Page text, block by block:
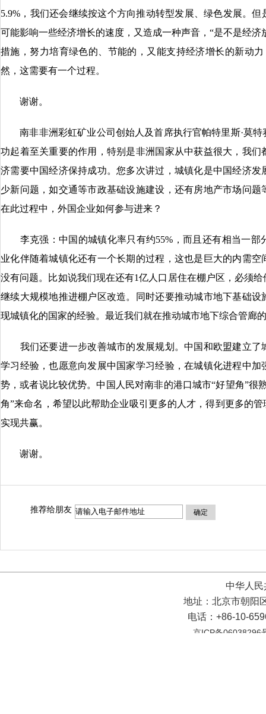
5.9%，我们还会继续按这个方向推动转型发展、绿色发展。
可能影响一些经济增长的速度，又造成一种声音，“是不是经济
措施，努力培育绿色的、节能的，又能支持经济增长的新动
然，这需要有一个过程。
谢谢。
南非非洲彩虹矿业公司创始人及首席执行官帕特里斯·莫特
功起着至关重要的作用，特别是非洲国家从中获益很大，我
济需要中国经济保持成功。您多次讲过，城镇化是中国经济
少新问题，如交通等市政基础设施建设，还有房地产市场问
在此过程中，外国企业如何参与进来？
李克强：中国的城镇化率只有约55%，而且还有相当一部
业化伴随着城镇化还有一个长期的过程，这也是巨大的内需
没有问题。比如说我们现在还有1亿人口居住在棚户区，必须
继续大规模地推进棚户区改造。同时还要推动城市地下基础
现城镇化的国家的经验。最近我们就在推动城市地下综合管廊
我们还要进一步改善城市的发展规划。中国和欧盟建立了
学习经验，也愿意向发展中国家学习经验，在城镇化进程中
势，或者说比较优势。中国人民对南非的港口城市“好望角”很
角”来命名，希望以此帮助企业吸引更多的人才，得到更多的
实现共赢。
谢谢。
推荐给朋友 确定
中华人
地址：北京市朝阳
电话：+86-10-
京ICP备06038296